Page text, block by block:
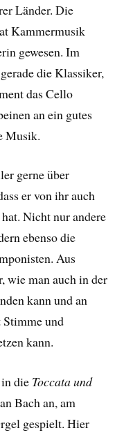
Länder. Die
Kammermusik
gewesen. Im
die Klassiker,
das Cello
an ein gutes
Musik.
gerne über
er von ihr auch
Nicht nur andere
ebenso die
Aus
wie man auch in der
kann und an
Stimme und
kann.
die Toccata und
Bach an, am
gespielt. Hier